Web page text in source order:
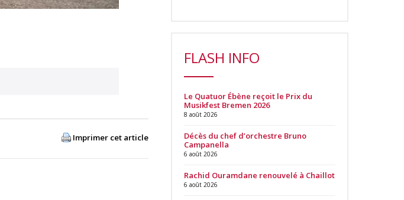
Imprimer cet article
FLASH INFO
Le Quatuor Ébène reçoit le Prix du
Musikfest Bremen 2026
8 août 2026
Décès du chef d’orchestre Bruno
Campanella
6 août 2026
Rachid Ouramdane renouvelé à Chaillot
6 août 2026